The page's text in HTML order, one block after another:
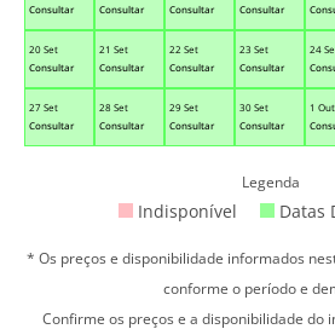
Consultar
Consultar
Consultar
Consultar
20 Set
Consultar
21 Set
Consultar
22 Set
Consultar
23 Set
Consultar
24
27 Set
Consultar
28 Set
Consultar
29 Set
Consultar
30 Set
Consultar
1 Out
Legenda
Indisponível Datas
* Os preços e disponibilidade informados
conforme o período e
Confirme os preços e a disponibilidade do